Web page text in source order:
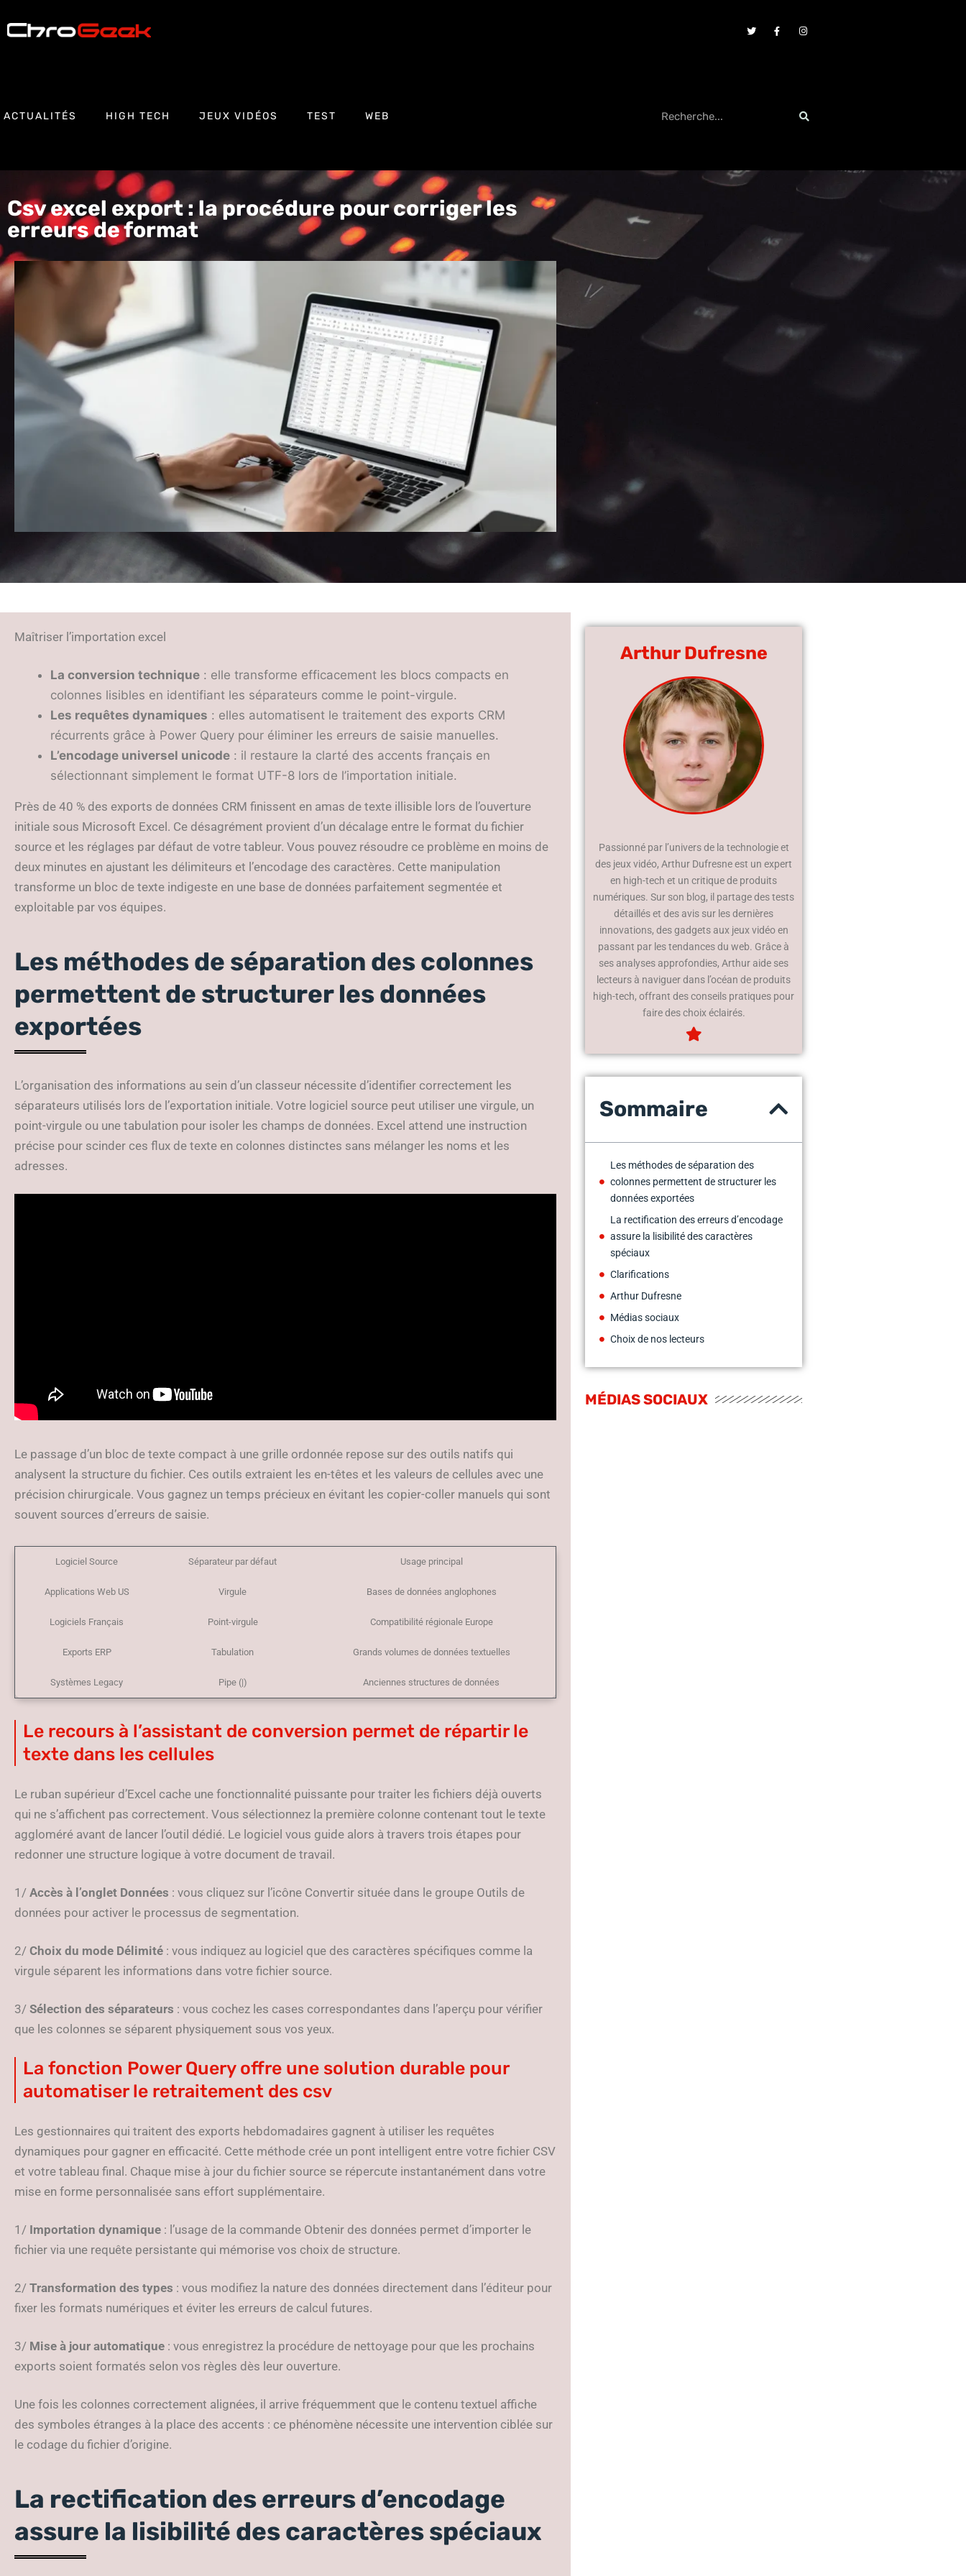
ACTUALITÉS HIGH TECH JEUX VIDÉOS TEST WEB
Csv excel export : la procédure pour corriger les
erreurs de format
Maîtriser l’importation excel
La conversion technique : elle transforme efficacement les blocs compacts en
colonnes lisibles en identifiant les séparateurs comme le point-virgule.
Les requêtes dynamiques : elles automatisent le traitement des exports CRM
récurrents grâce à Power Query pour éliminer les erreurs de saisie manuelles.
L’encodage universel unicode : il restaure la clarté des accents français en
sélectionnant simplement le format UTF-8 lors de l’importation initiale.
Près de 40 % des exports de données CRM finissent en amas de texte illisible lors de l’ouverture
initiale sous Microsoft Excel. Ce désagrément provient d’un décalage entre le format du fichier
source et les réglages par défaut de votre tableur. Vous pouvez résoudre ce problème en moins de
deux minutes en ajustant les délimiteurs et l’encodage des caractères. Cette manipulation
transforme un bloc de texte indigeste en une base de données parfaitement segmentée et
exploitable par vos équipes.
Les méthodes de séparation des colonnes
permettent de structurer les données
exportées
L’organisation des informations au sein d’un classeur nécessite d’identifier correctement les
séparateurs utilisés lors de l’exportation initiale. Votre logiciel source peut utiliser une virgule, un
point-virgule ou une tabulation pour isoler les champs de données. Excel attend une instruction
précise pour scinder ces flux de texte en colonnes distinctes sans mélanger les noms et les
adresses.
Le passage d’un bloc de texte compact à une grille ordonnée repose sur des outils natifs qui
analysent la structure du fichier. Ces outils extraient les en-têtes et les valeurs de cellules avec une
précision chirurgicale. Vous gagnez un temps précieux en évitant les copier-coller manuels qui sont
souvent sources d’erreurs de saisie.
Logiciel Source Séparateur par défaut Usage principal
Applications Web US Virgule Bases de données anglophones
Logiciels Français Point-virgule Compatibilité régionale Europe
Exports ERP Tabulation Grands volumes de données textuelles
Systèmes Legacy Pipe (|) Anciennes structures de données
Le recours à l’assistant de conversion permet de répartir le
texte dans les cellules
Le ruban supérieur d’Excel cache une fonctionnalité puissante pour traiter les fichiers déjà ouverts
qui ne s’affichent pas correctement. Vous sélectionnez la première colonne contenant tout le texte
aggloméré avant de lancer l’outil dédié. Le logiciel vous guide alors à travers trois étapes pour
redonner une structure logique à votre document de travail.
1/ Accès à l’onglet Données : vous cliquez sur l’icône Convertir située dans le groupe Outils de
données pour activer le processus de segmentation.
2/ Choix du mode Délimité : vous indiquez au logiciel que des caractères spécifiques comme la
virgule séparent les informations dans votre fichier source.
3/ Sélection des séparateurs : vous cochez les cases correspondantes dans l’aperçu pour vérifier
que les colonnes se séparent physiquement sous vos yeux.
La fonction Power Query offre une solution durable pour
automatiser le retraitement des csv
Les gestionnaires qui traitent des exports hebdomadaires gagnent à utiliser les requêtes
dynamiques pour gagner en efficacité. Cette méthode crée un pont intelligent entre votre fichier CSV
et votre tableau final. Chaque mise à jour du fichier source se répercute instantanément dans votre
mise en forme personnalisée sans effort supplémentaire.
1/ Importation dynamique : l’usage de la commande Obtenir des données permet d’importer le
fichier via une requête persistante qui mémorise vos choix de structure.
2/ Transformation des types : vous modifiez la nature des données directement dans l’éditeur pour
fixer les formats numériques et éviter les erreurs de calcul futures.
3/ Mise à jour automatique : vous enregistrez la procédure de nettoyage pour que les prochains
exports soient formatés selon vos règles dès leur ouverture.
Une fois les colonnes correctement alignées, il arrive fréquemment que le contenu textuel affiche
des symboles étranges à la place des accents : ce phénomène nécessite une intervention ciblée sur
le codage du fichier d’origine.
La rectification des erreurs d’encodage
assure la lisibilité des caractères spéciaux
Arthur Dufresne
Passionné par l’univers de la technologie et
des jeux vidéo, Arthur Dufresne est un expert
en high-tech et un critique de produits
numériques. Sur son blog, il partage des tests
détaillés et des avis sur les dernières
innovations, des gadgets aux jeux vidéo en
passant par les tendances du web. Grâce à
ses analyses approfondies, Arthur aide ses
lecteurs à naviguer dans l’océan de produits
high-tech, offrant des conseils pratiques pour
faire des choix éclairés.
Sommaire
Les méthodes de séparation des
colonnes permettent de structurer les
données exportées
La rectification des erreurs d’encodage
assure la lisibilité des caractères
spéciaux
Clarifications
Arthur Dufresne
Médias sociaux
Choix de nos lecteurs
MÉDIAS SOCIAUX